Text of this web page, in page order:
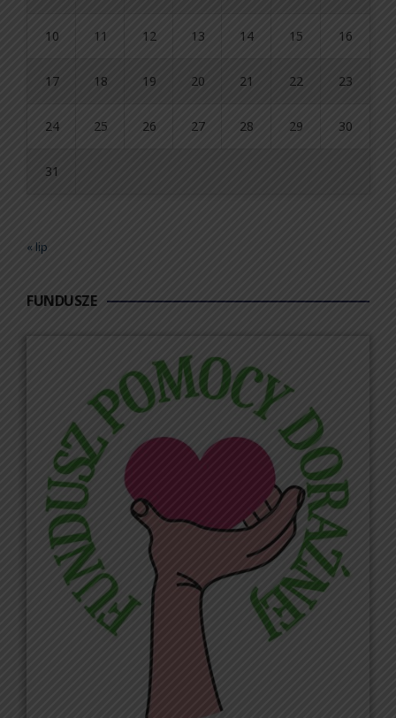
10 11 12 13 14 15 16
17 18 19 20 21 22 23
24 25 26 27 28 29 30
31
« lip
FUNDUSZE